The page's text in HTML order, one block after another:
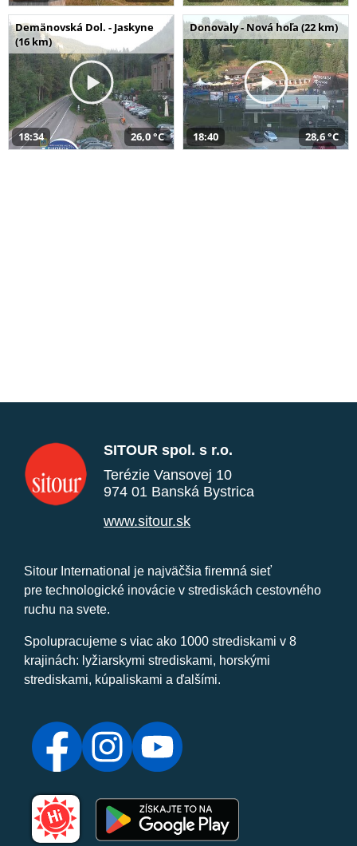
Demänovská Dol. - Jaskyne
(16 km)
18:34 26,0 °C
Donovaly - Nová hoľa (22 km)
18:40 28,6 °C
SITOUR spol. s r.o.
Terézie Vansovej 10
974 01 Banská Bystrica
www.sitour.sk
Sitour International je najväčšia firemná sieť
pre technologické inovácie v strediskách cestovného
ruchu na svete.
Spolupracujeme s viac ako 1000 strediskami v 8
krajinách: lyžiarskymi strediskami, horskými
strediskami, kúpaliskami a ďalšími.